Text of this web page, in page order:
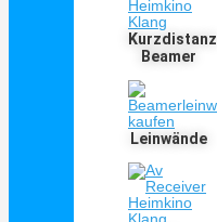
Kurzdistanz
Beamer
Leinwände